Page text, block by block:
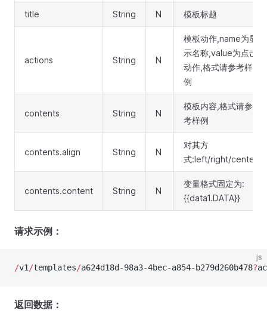
title String N 模板标题
actions String N
模板动作,name为显
示名称,value为点击
动作,格式请参考样
例
contents String N
模板内容,格式请参
考样例
contents.align String N
对其方
式:left/right/center
contents.content String N
变量格式固定为:
{{data1.DATA}}
请求示例：
js
/v1 /templates/a624d18d -98a3-4bec-a854- b279d260b478?
返回数据：